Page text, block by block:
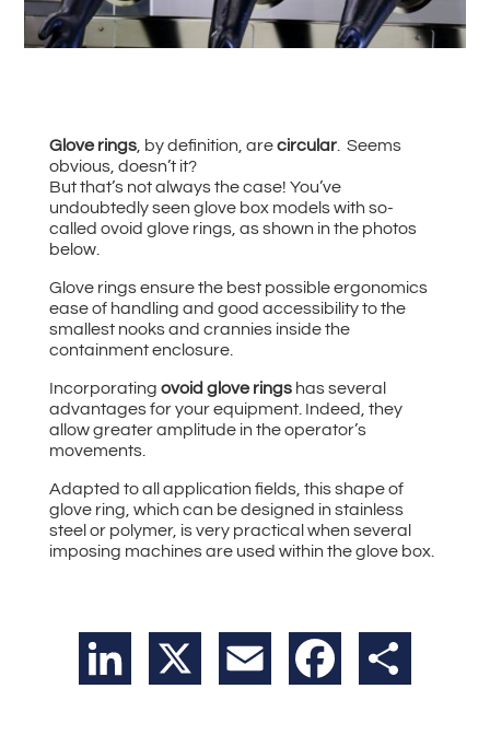
Glove rings, by definition, arecircular. Seems
obvious, doesn’t it?
But that’s not always the case! You’ve
undoubtedly seen glove box models with so-
called ovoid glove rings, as shown in the photos
below.
Glove rings ensure the best possible ergonomics
ease of handling and good accessibility to the
smallest nooks and crannies inside the
containment enclosure.
Incorporating ovoid glove ringshas several
advantages for your equipment. Indeed, they
allow greater amplitude in the operator’s
movements.
Adapted to all application fields, this shape of
glove ring, which can be designed in stainless
steel or polymer, is very practical when several
imposing machines are used within the glove box.
LinkedIn Email Facebook